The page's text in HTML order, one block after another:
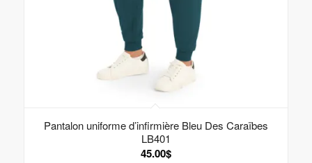
Pantalon uniforme d’infirmière Bleu Des Caraïbes
LB401
45.00$